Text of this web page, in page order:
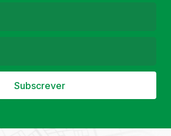
Subscrever
Óleos